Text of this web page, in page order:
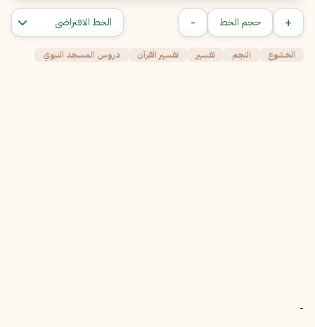
إرسال إلغاء
+ حجم الخط -
الخشوع النجم تفسير تفسير القرآن دروس المسجد النبوي
-